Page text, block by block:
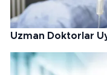
Uzman Doktorlar